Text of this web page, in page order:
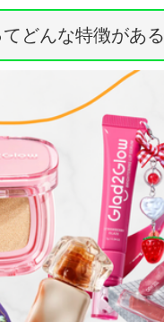
どんな特徴があ